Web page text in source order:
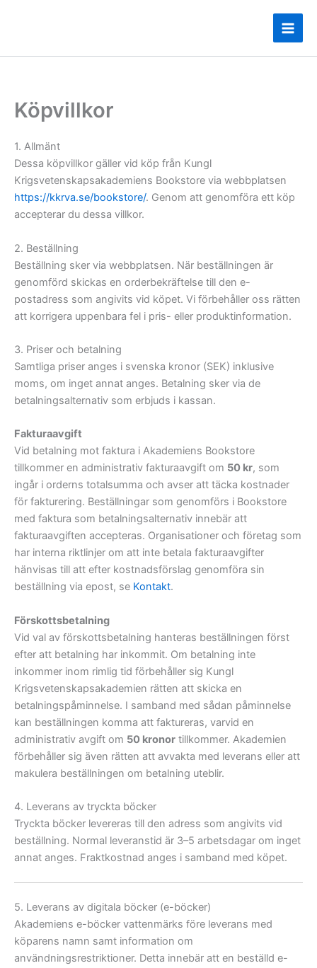
Köpvillkor
1. Allmänt
Dessa köpvillkor gäller vid köp från Kungl
Krigsvetenskapsakademiens Bookstore via webbplatsen
https://kkrva.se/bookstore/. Genom att genomföra ett köp
accepterar du dessa villkor.
2. Beställning
Beställning sker via webbplatsen. När beställningen är
genomförd skickas en orderbekräftelse till den e-
postadress som angivits vid köpet. Vi förbehåller oss rätten
att korrigera uppenbara fel i pris- eller produktinformation.
3. Priser och betalning
Samtliga priser anges i svenska kronor (SEK) inklusive
moms, om inget annat anges. Betalning sker via de
betalningsalternativ som erbjuds i kassan.
Fakturaavgift
Vid betalning mot faktura i Akademiens Bookstore
tillkommer en administrativ fakturaavgift om 50 kr, som
ingår i orderns totalsumma och avser att täcka kostnader
för fakturering. Beställningar som genomförs i Bookstore
med faktura som betalningsalternativ innebär att
fakturaavgiften accepteras. Organisationer och företag som
har interna riktlinjer om att inte betala fakturaavgifter
hänvisas till att efter kostnadsförslag genomföra sin
beställning via epost, se Kontakt.
Förskottsbetalning
Vid val av förskottsbetalning hanteras beställningen först
efter att betalning har inkommit. Om betalning inte
inkommer inom rimlig tid förbehåller sig Kungl
Krigsvetenskapsakademien rätten att skicka en
betalningspåminnelse. I samband med sådan påminnelse
kan beställningen komma att faktureras, varvid en
administrativ avgift om 50 kronor tillkommer. Akademien
förbehåller sig även rätten att avvakta med leverans eller att
makulera beställningen om betalning uteblir.
4. Leverans av tryckta böcker
Tryckta böcker levereras till den adress som angivits vid
beställning. Normal leveranstid är 3–5 arbetsdagar om inget
annat anges. Fraktkostnad anges i samband med köpet.
5. Leverans av digitala böcker (e-böcker)
Akademiens e-böcker vattenmärks före leverans med
köparens namn samt information om
användningsrestriktioner. Detta innebär att en beställd e-